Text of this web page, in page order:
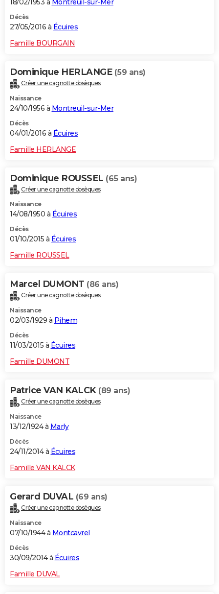
18/02/1953 à Montreuil-sur-Mer
Décès
27/05/2016 à Écuires
Famille BOURGAIN
Dominique HERLANGE (59 ans)
Créer une cagnotte obsèques
Naissance
24/10/1956 à Montreuil-sur-Mer
Décès
04/01/2016 à Écuires
Famille HERLANGE
Dominique ROUSSEL (65 ans)
Créer une cagnotte obsèques
Naissance
14/08/1950 à Écuires
Décès
01/10/2015 à Écuires
Famille ROUSSEL
Marcel DUMONT (86 ans)
Créer une cagnotte obsèques
Naissance
02/03/1929 à Pihem
Décès
11/03/2015 à Écuires
Famille DUMONT
Patrice VAN KALCK (89 ans)
Créer une cagnotte obsèques
Naissance
13/12/1924 à Marly
Décès
24/11/2014 à Écuires
Famille VAN KALCK
Gerard DUVAL (69 ans)
Créer une cagnotte obsèques
Naissance
07/10/1944 à Montcavrel
Décès
30/09/2014 à Écuires
Famille DUVAL